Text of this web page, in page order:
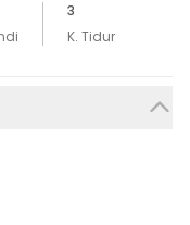
3
K. Tidur